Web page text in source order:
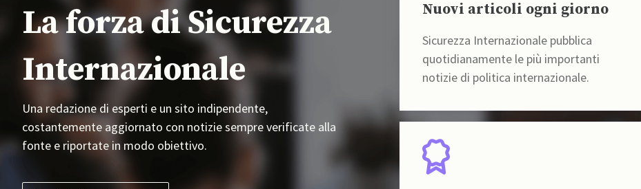
La forza di Sicurezza
Internazionale
Una redazione di esperti e un sito indipendente,
costantemente aggiornato con notizie sempre verificate alla
fonte e riportate in modo obiettivo.
Nuovi articoli ogni giorno
Sicurezza Internazionale pubblica
quotidianamente le più importanti
notizie di politica internazionale.